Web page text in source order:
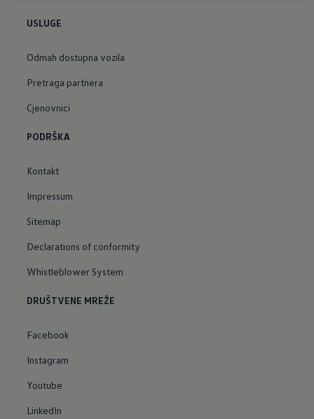
USLUGE
Odmah dostupna vozila
Pretraga partnera
Cjenovnici
PODRŠKA
Kontakt
Impressum
Sitemap
Declarations of conformity
Whistleblower System
DRUŠTVENE MREŽE
Facebook
Instagram
Youtube
LinkedIn